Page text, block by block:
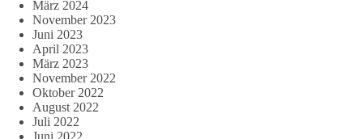
März 2024
November 2023
Juni 2023
April 2023
März 2023
November 2022
Oktober 2022
August 2022
Juli 2022